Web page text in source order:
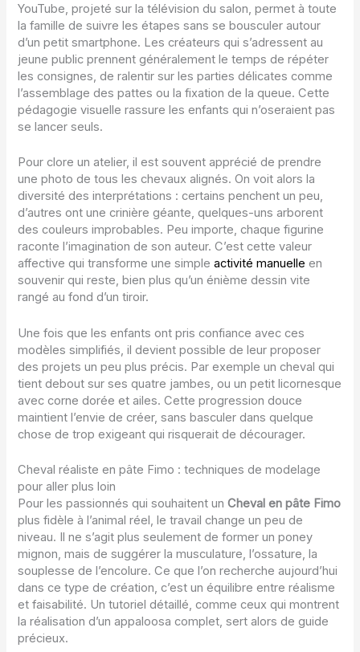
YouTube, projeté sur la télévision du salon, permet à toute
la famille de suivre les étapes sans se bousculer autour
d’un petit smartphone. Les créateurs qui s’adressent au
jeune public prennent généralement le temps de répéter
les consignes, de ralentir sur les parties délicates comme
l’assemblage des pattes ou la fixation de la queue. Cette
pédagogie visuelle rassure les enfants qui n’oseraient pas
se lancer seuls.
Pour clore un atelier, il est souvent apprécié de prendre
une photo de tous les chevaux alignés. On voit alors la
diversité des interprétations : certains penchent un peu,
d’autres ont une crinière géante, quelques-uns arborent
des couleurs improbables. Peu importe, chaque figurine
raconte l’imagination de son auteur. C’est cette valeur
affective qui transforme une simpleactivité manuelle en
souvenir qui reste, bien plus qu’un énième dessin vite
rangé au fond d’un tiroir.
Une fois que les enfants ont pris confiance avec ces
modèles simplifiés, il devient possible de leur proposer
des projets un peu plus précis. Par exemple un cheval qui
tient debout sur ses quatre jambes, ou un petit licornesque
avec corne dorée et ailes. Cette progression douce
maintient l’envie de créer, sans basculer dans quelque
chose de trop exigeant qui risquerait de décourager.
Cheval réaliste en pâte Fimo : techniques de modelage
pour aller plus loin
Pour les passionnés qui souhaitent unCheval en pâte Fimo
plus fidèle à l’animal réel, le travail change un peu de
niveau. Il ne s’agit plus seulement de former un poney
mignon, mais de suggérer la musculature, l’ossature, la
souplesse de l’encolure. Ce que l’on recherche aujourd’hui
dans ce type de création, c’est un équilibre entre réalisme
et faisabilité. Un tutoriel détaillé, comme ceux qui montrent
la réalisation d’un appaloosa complet, sert alors de guide
précieux.